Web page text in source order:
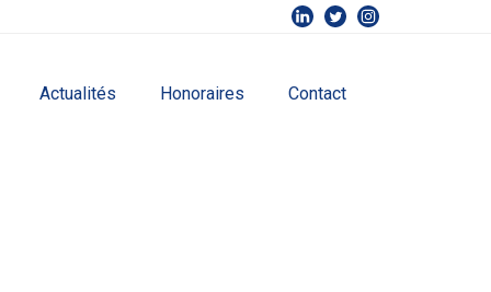
Actualités Honoraires Contact